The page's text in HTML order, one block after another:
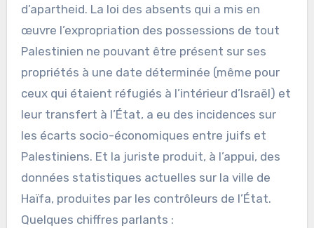
d’apartheid. La loi des absents qui a mis en
œuvre l’expropriation des possessions de tout
Palestinien ne pouvant être présent sur ses
propriétés à une date déterminée (même pour
ceux qui étaient réfugiés à l’intérieur d’Israël) et
leur transfert à l’État, a eu des incidences sur
les écarts socio-économiques entre juifs et
Palestiniens. Et la juriste produit, à l’appui, des
données statistiques actuelles sur la ville de
Haïfa, produites par les contrôleurs de l’État.
Quelques chiffres parlants :